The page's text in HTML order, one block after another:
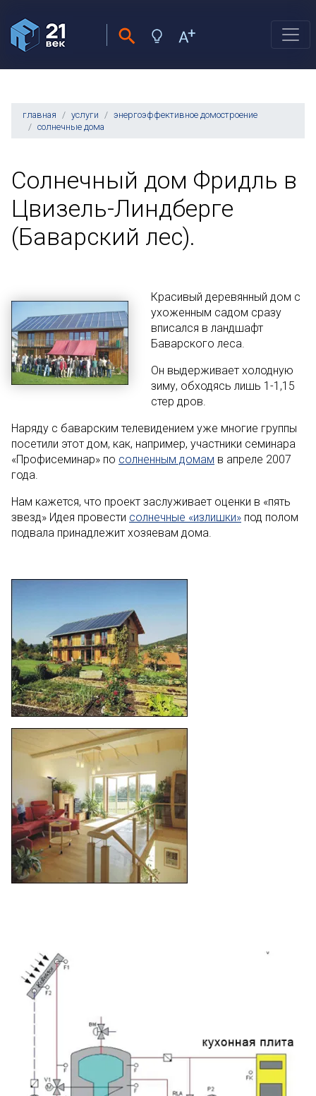
главная услуги
энергоэффективное домостроение
солнечные дома
Солнечный дом Фридль в
Цвизель-Линдберге
(Баварский лес).
Красивый деревянный дом с
ухоженным садом сразу
вписался в ландшафт
Баварского леса.
Он выдерживает холодную
зиму, обходясь лишь 1-1,15
стер дров.
Наряду с баварским телевидением уже многие группы
посетили этот дом, как, например, участники семинара
«Профисеминар» по солненным домам в апреле 2007
года.
Нам кажется, что проект заслуживает оценки в «пять
звезд» Идея провести солнечные «излишки» под полом
подвала принадлежит хозяевам дома.